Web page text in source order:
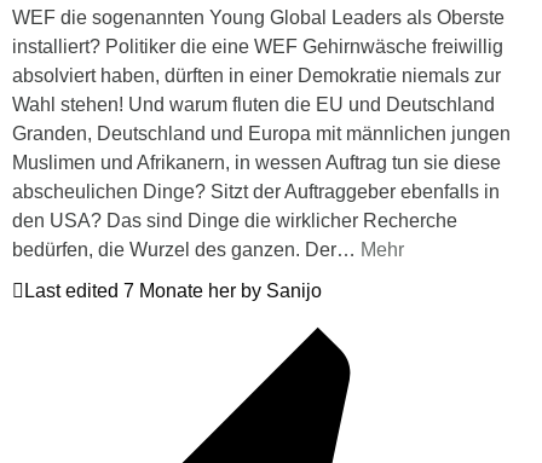
WEF die sogenannten Young Global Leaders als Oberste
installiert? Politiker die eine WEF Gehirnwäsche freiwillig
absolviert haben, dürften in einer Demokratie niemals zur
Wahl stehen! Und warum fluten die EU und Deutschland
Granden, Deutschland und Europa mit männlichen jungen
Muslimen und Afrikanern, in wessen Auftrag tun sie diese
abscheulichen Dinge? Sitzt der Auftraggeber ebenfalls in
den USA? Das sind Dinge die wirklicher Recherche
bedürfen, die Wurzel des ganzen. Der… Mehr
Last edited 7 Monate her by Sanijo